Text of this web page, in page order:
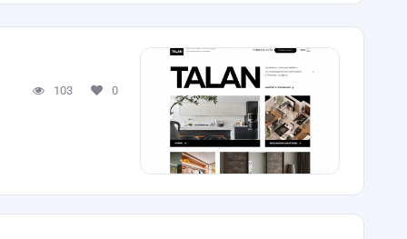
103 0